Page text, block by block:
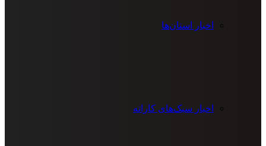
اخبار استان‌ها
اخبار سبک‌های کاراته